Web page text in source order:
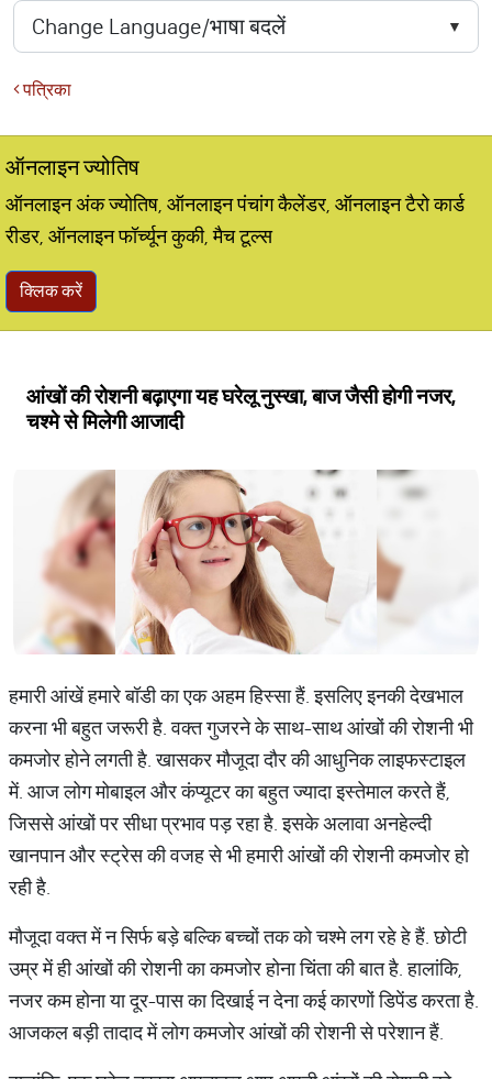
पत्रिका
ऑनलाइन ज्योतिष
ऑनलाइन अंक ज्योतिष, ऑनलाइन पंचांग कैलेंडर, ऑनलाइन टैरो कार्ड
रीडर, ऑनलाइन फॉर्च्यून कुकी, मैच टूल्स
क्लिक करें
आंखों की रोशनी बढ़ाएगा यह घरेलू नुस्खा, बाज जैसी होगी नजर,
चश्मे से मिलेगी आजादी
हमारी आंखें हमारे बॉडी का एक अहम हिस्सा हैं. इसलिए इनकी देखभाल
करना भी बहुत जरूरी है. वक्त गुजरने के साथ-साथ आंखों की रोशनी भी
कमजोर होने लगती है. खासकर मौजूदा दौर की आधुनिक लाइफस्टाइल
में. आज लोग मोबाइल और कंप्यूटर का बहुत ज्यादा इस्तेमाल करते हैं,
जिससे आंखों पर सीधा प्रभाव पड़ रहा है. इसके अलावा अनहेल्दी
खानपान और स्ट्रेस की वजह से भी हमारी आंखों की रोशनी कमजोर हो
रही है.
मौजूदा वक्त में न सिर्फ बड़े बल्कि बच्चों तक को चश्मे लग रहे हे हैं. छोटी
उम्र में ही आंखों की रोशनी का कमजोर होना चिंता की बात है. हालांकि,
नजर कम होना या दूर-पास का दिखाई न देना कई कारणों डिपेंड करता है.
आजकल बड़ी तादाद में लोग कमजोर आंखों की रोशनी से परेशान हैं.